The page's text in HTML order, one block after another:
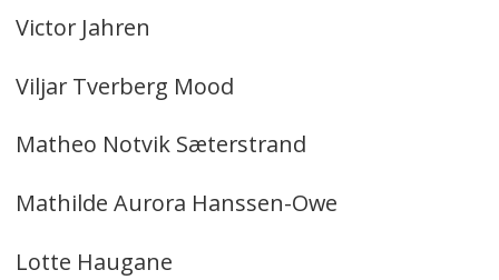
Victor Jahren
Viljar Tverberg Mood
Matheo Notvik Sæterstrand
Mathilde Aurora Hanssen-Owe
Lotte Haugane